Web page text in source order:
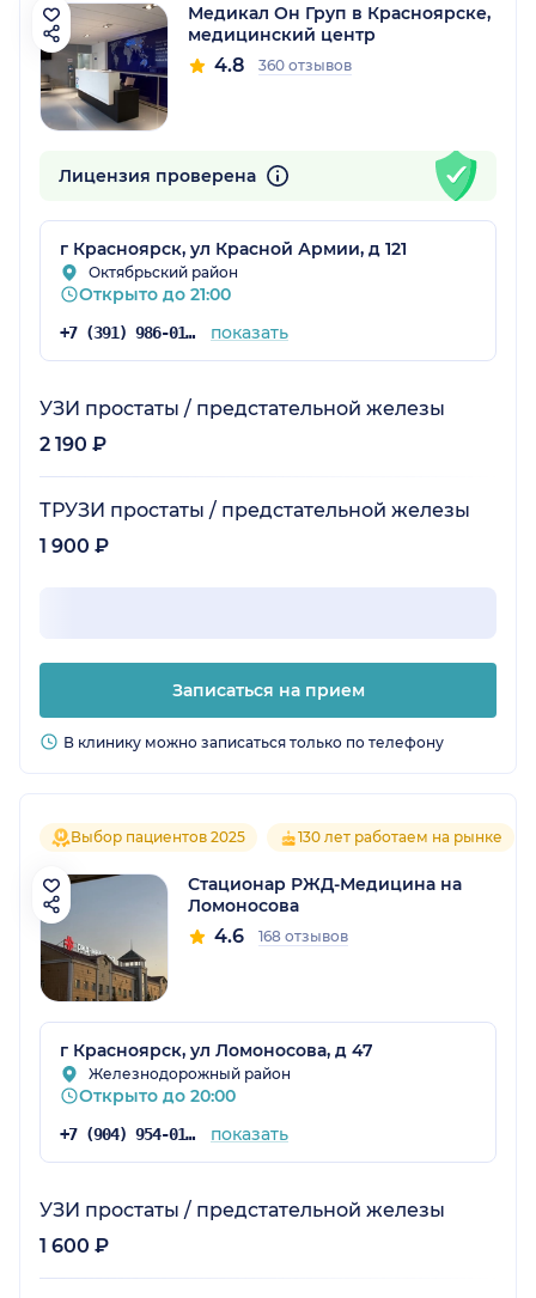
Медикал Он Груп в Красноярске,
медицинский центр
4.8 360 отзывов
Лицензия проверена
г Красноярск, ул Красной Армии, д 121
Октябрьский район
Открыто до 21:00
+7 (391) 986-01-54 показать
УЗИ простаты / предстательной железы
2 190 ₽
ТРУЗИ простаты / предстательной железы
1 900 ₽
Записаться на прием
В клинику можно записаться только по телефону
Выбор пациентов 2025 130 лет работаем на рынке
Стационар РЖД-Медицина на
Ломоносова
4.6 168 отзывов
г Красноярск, ул Ломоносова, д 47
Железнодорожный район
Открыто до 20:00
+7 (904) 954-01-78 показать
УЗИ простаты / предстательной железы
1 600 ₽